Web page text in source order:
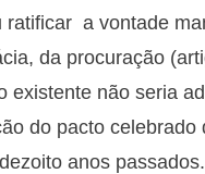
ratificar a vontade
da procuração
existente não seria
do pacto celebrado
anos passados.